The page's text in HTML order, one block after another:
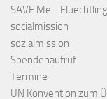
SAVE Me -
socialmission
sozialmission
Spendenaufruf
Termine
UN Konvention zum